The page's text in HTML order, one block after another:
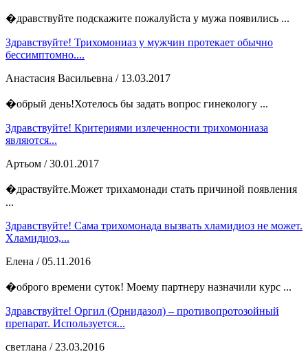
�дравствуйте подскажите пожалуйста у мужа появились ...
Здравствуйте! Трихомониаз у мужчин протекает обычно
бессимптомно....
Анастасия Васильевна / 13.03.2017
�обрый день!Хотелось бы задать вопрос гинекологу ...
Здравствуйте! Критериями излеченности трихомониаза
являются...
Артьом / 30.01.2017
�драствуйте.Может трихамонади стать причиной появления
...
Здравствуйте! Сама трихомонада вызвать хламидиоз не может.
Хламидиоз,...
Елена / 05.11.2016
�оброго времени суток! Моему партнеру назначили курс ...
Здравствуйте! Оргил (Орнидазол) – противопротозойный
препарат. Используется...
светлана / 23.03.2016